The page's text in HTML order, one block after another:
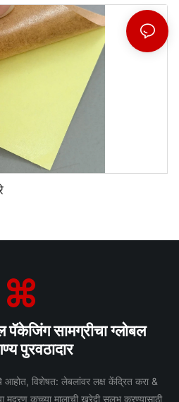
सामग्रीचा ग्लोबल
पुरवठादार
आहोत, विशेषत: लेबलांवर लक्ष केंद्रित करा &
कच्च्या मालाची खरेदी सुलभ करण्यासाठी